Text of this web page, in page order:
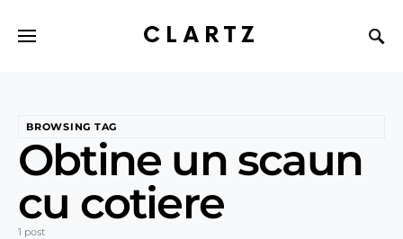
CLARTZ
BROWSING TAG
Obtine un scaun
cu cotiere
1 post